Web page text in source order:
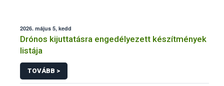
2026. május 5, kedd
Drónos kijuttatásra engedélyezett készítmények
listája
TOVÁBB >